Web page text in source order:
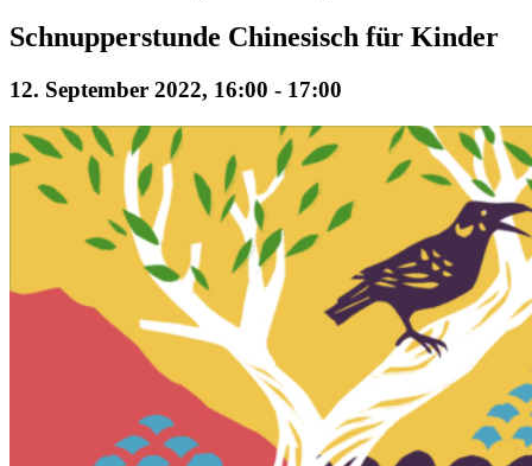
Schnupperstunde Chinesisch für Kinder
12. September 2022, 16:00 - 17:00